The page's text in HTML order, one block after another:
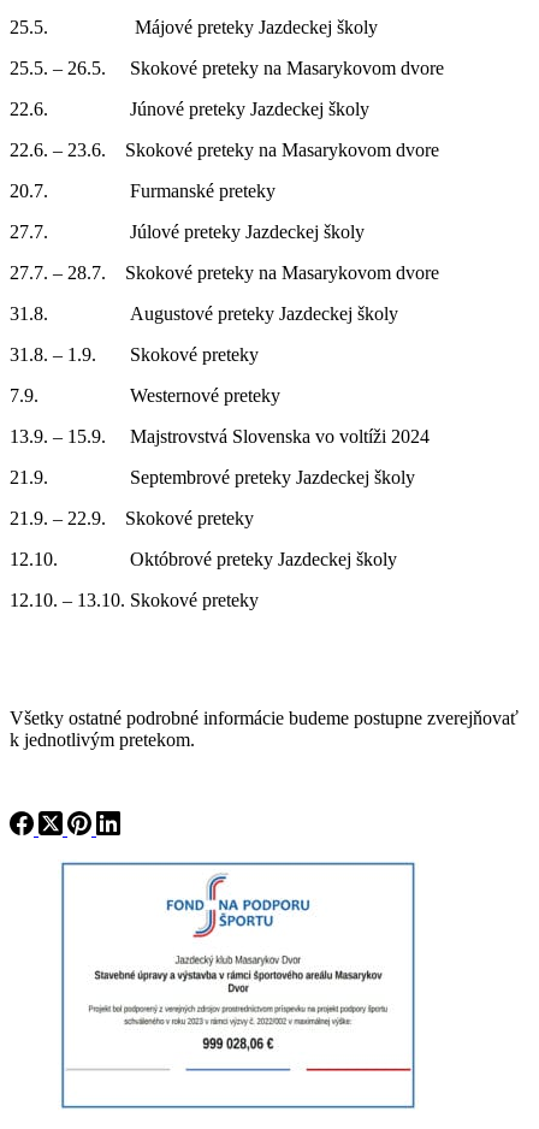
25.5. Májové preteky Jazdeckej školy
25.5. – 26.5. Skokové preteky na Masarykovom dvore
22.6. Júnové preteky Jazdeckej školy
22.6. – 23.6. Skokové preteky na Masarykovom dvore
20.7. Furmanské preteky
27.7. Júlové preteky Jazdeckej školy
27.7. – 28.7. Skokové preteky na Masarykovom dvore
31.8. Augustové preteky Jazdeckej školy
31.8. – 1.9. Skokové preteky
7.9. Westernové preteky
13.9. – 15.9. Majstrovstvá Slovenska vo voltíži 2024
21.9. Septembrové preteky Jazdeckej školy
21.9. – 22.9. Skokové preteky
12.10. Októbrové preteky Jazdeckej školy
12.10. – 13.10. Skokové preteky
Všetky ostatné podrobné informácie budeme postupne zverejňovať
k jednotlivým pretekom.